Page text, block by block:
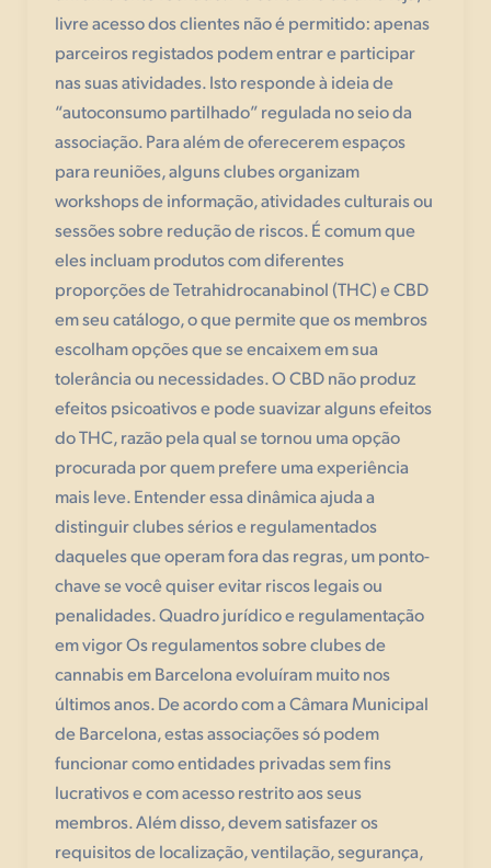
livre acesso dos clientes não é permitido: apenas
parceiros registados podem entrar e participar
nas suas atividades. Isto responde à ideia de
“autoconsumo partilhado” regulada no seio da
associação. Para além de oferecerem espaços
para reuniões, alguns clubes organizam
workshops de informação, atividades culturais ou
sessões sobre redução de riscos. É comum que
eles incluam produtos com diferentes
proporções de Tetrahidrocanabinol (THC) e CBD
em seu catálogo, o que permite que os membros
escolham opções que se encaixem em sua
tolerância ou necessidades. O CBD não produz
efeitos psicoativos e pode suavizar alguns efeitos
do THC, razão pela qual se tornou uma opção
procurada por quem prefere uma experiência
mais leve. Entender essa dinâmica ajuda a
distinguir clubes sérios e regulamentados
daqueles que operam fora das regras, um ponto-
chave se você quiser evitar riscos legais ou
penalidades. Quadro jurídico e regulamentação
em vigor Os regulamentos sobre clubes de
cannabis em Barcelona evoluíram muito nos
últimos anos. De acordo com a Câmara Municipal
de Barcelona, estas associações só podem
funcionar como entidades privadas sem fins
lucrativos e com acesso restrito aos seus
membros. Além disso, devem satisfazer os
requisitos de localização, ventilação, segurança,